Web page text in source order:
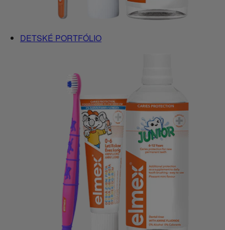
DETSKÉ PORTFÓLIO